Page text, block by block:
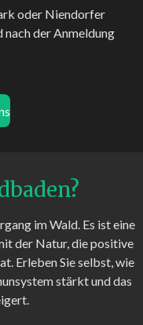
oder Niendorfer
der Anmeldung
im Wald. Es ist eine
der Natur, die positive
Erleben Sie selbst, wie
stärkt und das